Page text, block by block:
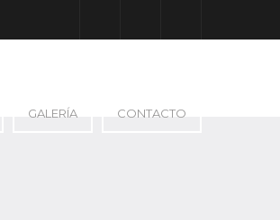
GALERÍA CONTACTO